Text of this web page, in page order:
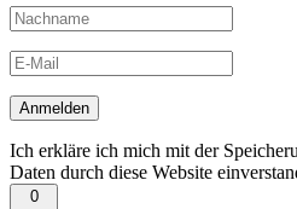
Ich erkläre ich mich mit der
Daten durch diese Website
0